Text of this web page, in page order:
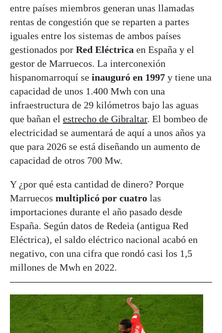
entre países miembros generan unas llamadas
rentas de congestión que se reparten a partes
iguales entre los sistemas de ambos países
gestionados por Red Eléctrica en España y el
gestor de Marruecos. La interconexión
hispanomarroquí se inauguró en 1997 y tiene una
capacidad de unos 1.400 Mwh con una
infraestructura de 29 kilómetros bajo las aguas
que bañan el estrecho de Gibraltar. El bombeo de
electricidad se aumentará de aquí a unos años ya
que para 2026 se está diseñando un aumento de
capacidad de otros 700 Mw.
Y ¿por qué esta cantidad de dinero? Porque
Marruecos multiplicó por cuatro las
importaciones durante el año pasado desde
España. Según datos de Redeia (antigua Red
Eléctrica), el saldo eléctrico nacional acabó en
negativo, con una cifra que rondó casi los 1,5
millones de Mwh en 2022.